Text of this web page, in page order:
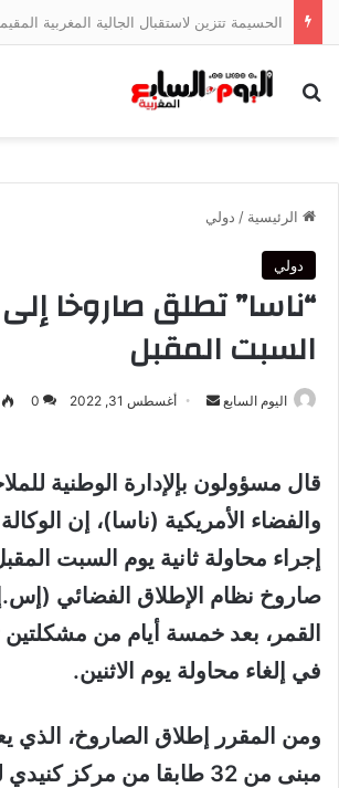
بحث عن
الرئيسية / دولي
دولي
“ناسا” تطلق صاروخا
السبت المقبل
اليوم السابع
أرسل أغسطس 31, 2022 0
قال مسؤولون بإلإدارة الوطنية
والفضاء الأمريكية (ناسا)، إن
إجراء محاولة ثانية يوم السبت
صاروخ نظام الإطلاق الفضائي
القمر، بعد خمسة أيام من مشكلتين
في إلغاء محاولة يوم الاثنين.
ومن المقرر إطلاق الصاروخ، الذي
مبنى من 32 طابقا من مركز